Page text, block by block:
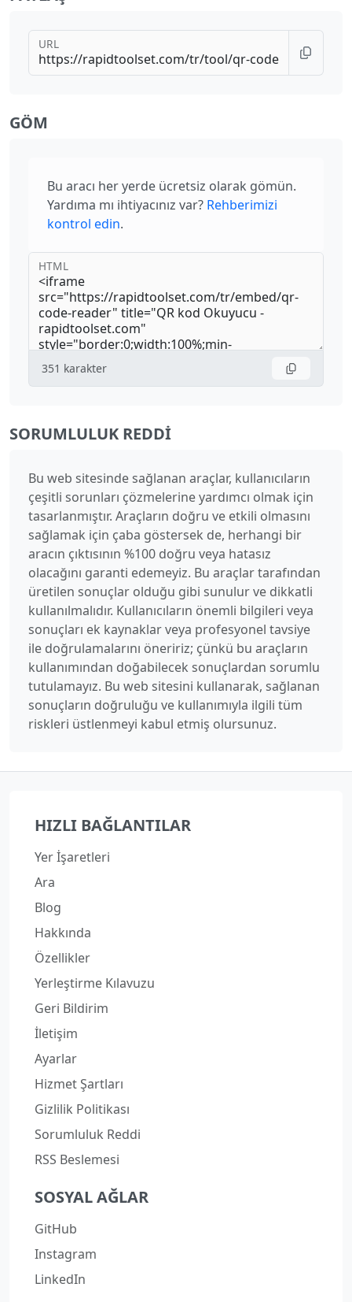
URL
GÖM
Bu aracı her yerde ücretsiz olarak gömün.
Yardıma mı ihtiyacınız var? Rehberimizi
kontrol edin.
HTML
351 karakter
SORUMLULUK REDDI
Bu web sitesinde sağlanan araçlar, kullanıcıların
çeşitli sorunları çözmelerine yardımcı olmak için
tasarlanmıştır. Araçların doğru ve etkili olmasını
sağlamak için çaba göstersek de, herhangi bir
aracın çıktısının %100 doğru veya hatasız
olacağını garanti edemeyiz. Bu araçlar tarafından
üretilen sonuçlar olduğu gibi sunulur ve dikkatli
kullanılmalıdır. Kullanıcıların önemli bilgileri veya
sonuçları ek kaynaklar veya profesyonel tavsiye
ile doğrulamalarını öneririz; çünkü bu araçların
kullanımından doğabilecek sonuçlardan sorumlu
tutulamayız. Bu web sitesini kullanarak, sağlanan
sonuçların doğruluğu ve kullanımıyla ilgili tüm
riskleri üstlenmeyi kabul etmiş olursunuz.
HIZLI BAĞLANTILAR
Yer İşaretleri
Ara
Blog
Hakkında
Özellikler
Yerleştirme Kılavuzu
Geri Bildirim
İletişim
Ayarlar
Hizmet Şartları
Gizlilik Politikası
Sorumluluk Reddi
RSS Beslemesi
SOSYAL AĞLAR
GitHub
Instagram
LinkedIn